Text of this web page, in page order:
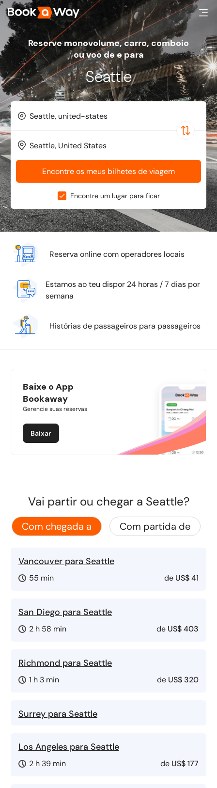
Reserve monovolume, carro, comboio
ou voo de e para
Seattle
Encontre os meus bilhetes de viagem
Encontre um lugar para ficar
Reserva online com operadores locais
Estamos ao teu dispor 24 horas / 7 dias por
semana
Histórias de passageiros para passageiros
Baixe o App
Bookaway
Gerencie suas reservas
Baixar
Vai partir ou chegar a Seattle?
Com chegada a Com partida de
Vancouver para Seattle
55 min de US$ 41
San Diego para Seattle
2 h 58 min de US$ 403
Richmond para Seattle
1 h 3 min de US$ 320
Surrey para Seattle
Los Angeles para Seattle
2 h 39 min de US$ 177